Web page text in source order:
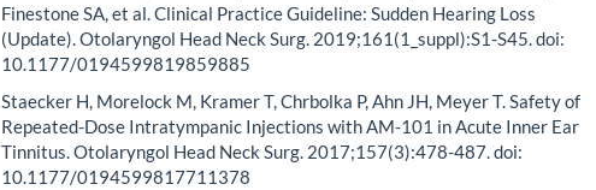
Finestone SA, et al. Clinical Practice Guideline: Sudden Hearing Loss
(Update). Otolaryngol Head Neck Surg. 2019;161(1_suppl):S1-S45. doi:
10.1177/0194599819859885
Staecker H, Morelock M, Kramer T, Chrbolka P, Ahn JH, Meyer T. Safety of
Repeated-Dose Intratympanic Injections with AM-101 in Acute Inner Ear
Tinnitus. Otolaryngol Head Neck Surg. 2017;157(3):478-487. doi:
10.1177/0194599817711378